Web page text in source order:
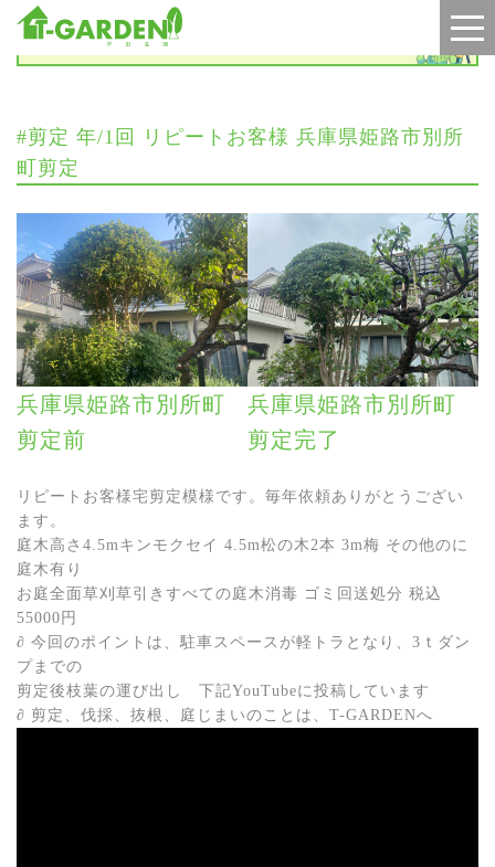
施工実績
#剪定 年/1回 リピートお客様 兵庫県姫路市別所
町剪定
兵庫県姫路市別所町
剪定前
兵庫県姫路市別所町
剪定完了
リピートお客様宅剪定模様です。毎年依頼ありがとうござい
ます。
庭木高さ4.5mキンモクセイ 4.5m松の木2本 3m梅 その他のに
庭木有り
お庭全面草刈草引きすべての庭木消毒 ゴミ回送処分 税込
55000円
∂ 今回のポイントは、駐車スペースが軽トラとなり、3ｔダン
プまでの
剪定後枝葉の運び出し 下記YouTubeに投稿しています
∂ 剪定、伐採、抜根、庭じまいのことは、T-GARDENへ